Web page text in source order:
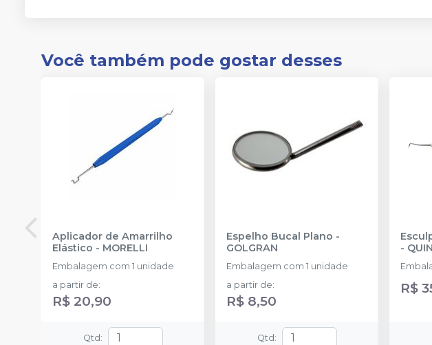
Você também pode gostar desses
Aplicador de Amarrilho
Elástico - MORELLI
Embalagem com 1 unidade
a partir de:
R$ 20,90
Qtd :
Espelho Bucal Plano -
GOLGRAN
Embalagem com 1 unidade
a partir de:
R$ 8,50
Qtd :
-
R$